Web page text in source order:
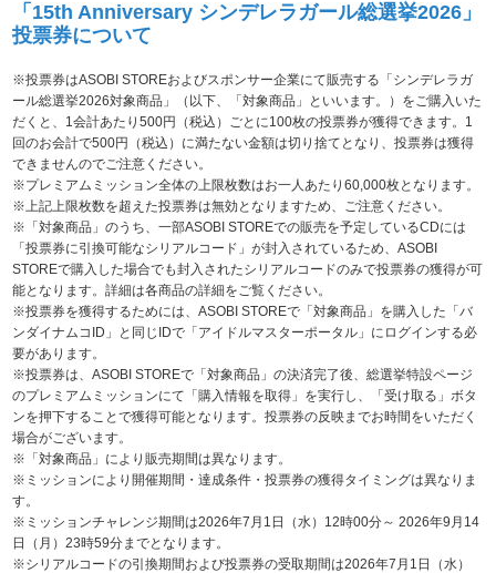
ラブライブ！スーパースター!!
アイドリッシュセブン
モフモフパレード
「15th Anniversary シンデレラガール総選挙2026」
投票券について
※投票券はASOBI STOREおよびスポンサー企業にて販売する「シンデレラガ
ール総選挙2026対象商品」（以下、「対象商品」といいます。）をご購入いた
だくと、1会計あたり500円（税込）ごとに100枚の投票券が獲得できます。1
回のお会計で500円（税込）に満たない金額は切り捨てとなり、投票券は獲得
できませんのでご注意ください。
※プレミアムミッション全体の上限枚数はお一人あたり60,000枚となります。
※上記上限枚数を超えた投票券は無効となりますため、ご注意ください。
※「対象商品」のうち、一部ASOBI STOREでの販売を予定しているCDには
「投票券に引換可能なシリアルコード」が封入されているため、ASOBI
STOREで購入した場合でも封入されたシリアルコードのみで投票券の獲得が可
能となります。詳細は各商品の詳細をご覧ください。
※投票券を獲得するためには、ASOBI STOREで「対象商品」を購入した「バ
ンダイナムコID」と同じIDで「アイドルマスターポータル」にログインする必
要があります。
※投票券は、ASOBI STOREで「対象商品」の決済完了後、総選挙特設ページ
のプレミアムミッションにて「購入情報を取得」を実行し、「受け取る」ボタ
ンを押下することで獲得可能となります。投票券の反映までお時間をいただく
場合がございます。
※「対象商品」により販売期間は異なります。
※ミッションにより開催期間・達成条件・投票券の獲得タイミングは異なりま
す。
※ミッションチャレンジ期間は2026年7月1日（水）12時00分～ 2026年9月14
日（月）23時59分までとなります。
※シリアルコードの引換期間および投票券の受取期間は2026年7月1日（水）